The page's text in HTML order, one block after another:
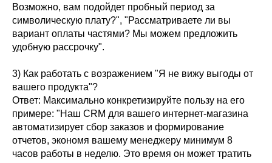
Возможно, вам подойдет пробный период за
символическую плату?", "Рассматриваете ли вы
вариант оплаты частями? Мы можем предложить
удобную рассрочку".
3) Как работать с возражением "Я не вижу выгоды от
вашего продукта"?
Ответ: Максимально конкретизируйте пользу на его
примере: "Наш CRM для вашего интернет-магазина
автоматизирует сбор заказов и формирование
отчетов, экономя вашему менеджеру минимум 8
часов работы в неделю. Это время он может тратить